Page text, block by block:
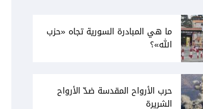
ما هي المبادرة السورية تجاه «حزب
الله»؟
حرب الأرواح المقدسة ضدّ الأرواح
الشريرة